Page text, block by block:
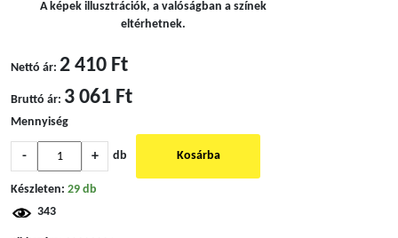
A képek illusztrációk, a valóságban a színek
eltérhetnek.
Nettó ár: 2 410 Ft
Bruttó ár: 3 061 Ft
Mennyiség
- + db Kosárba
Készleten: 29 db
343